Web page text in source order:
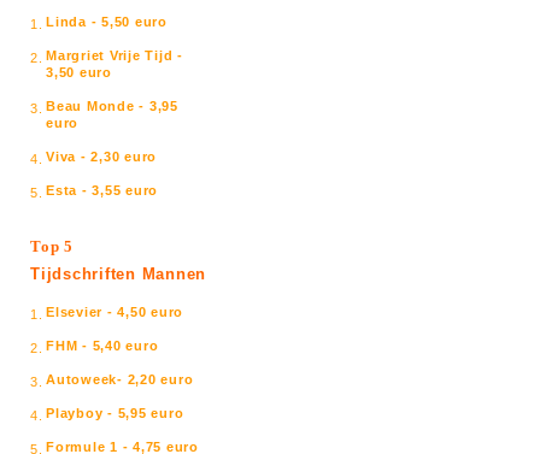
1. Linda - 5,50 euro
2. Margriet Vrije Tijd -
3,50 euro
3. Beau Monde - 3,95
euro
4. Viva - 2,30 euro
5. Esta - 3,55 euro
Top 5
Tijdschriften Mannen
1. Elsevier - 4,50 euro
2. FHM - 5,40 euro
3. Autoweek- 2,20 euro
4. Playboy - 5,95 euro
5. Formule 1 - 4,75 euro